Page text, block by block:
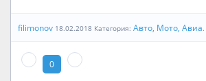
filimonov 18.02.2018 Категория: Авто, Мото, Авиа.
0